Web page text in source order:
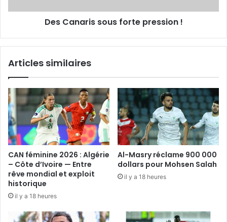
Des Canaris sous forte pression !
Articles similaires
CAN féminine 2026 : Algérie
– Côte d’Ivoire — Entre
rêve mondial et exploit
historique
il y a 18 heures
Al-Masry réclame 900 000
dollars pour Mohsen Salah
il y a 18 heures